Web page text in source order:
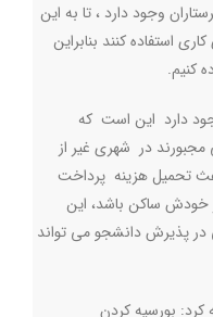
وجود دارد ، تا به این
استفاده کنند بنابراین
کنیم.
دارد این است که
مجبورند در شهری غیر از
تحمیل هزینه پرداخت
ساکن باشد، این
در پذیرش دانشجو می تواند
کرد: بورسیه کردن